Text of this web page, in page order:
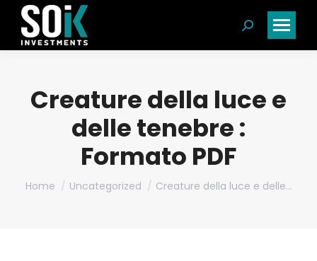
Search:
Creature della luce e
delle tenebre :
Formato PDF
You are here:
Home Uncategorized Creature della luce e delle…